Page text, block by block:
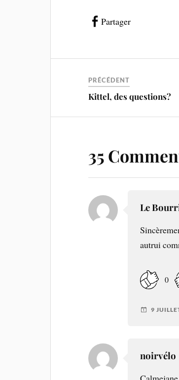
Partager
PRÉCÉDENT
Kittel, des questions?
35
Le
autrui
0
9
noirvélo